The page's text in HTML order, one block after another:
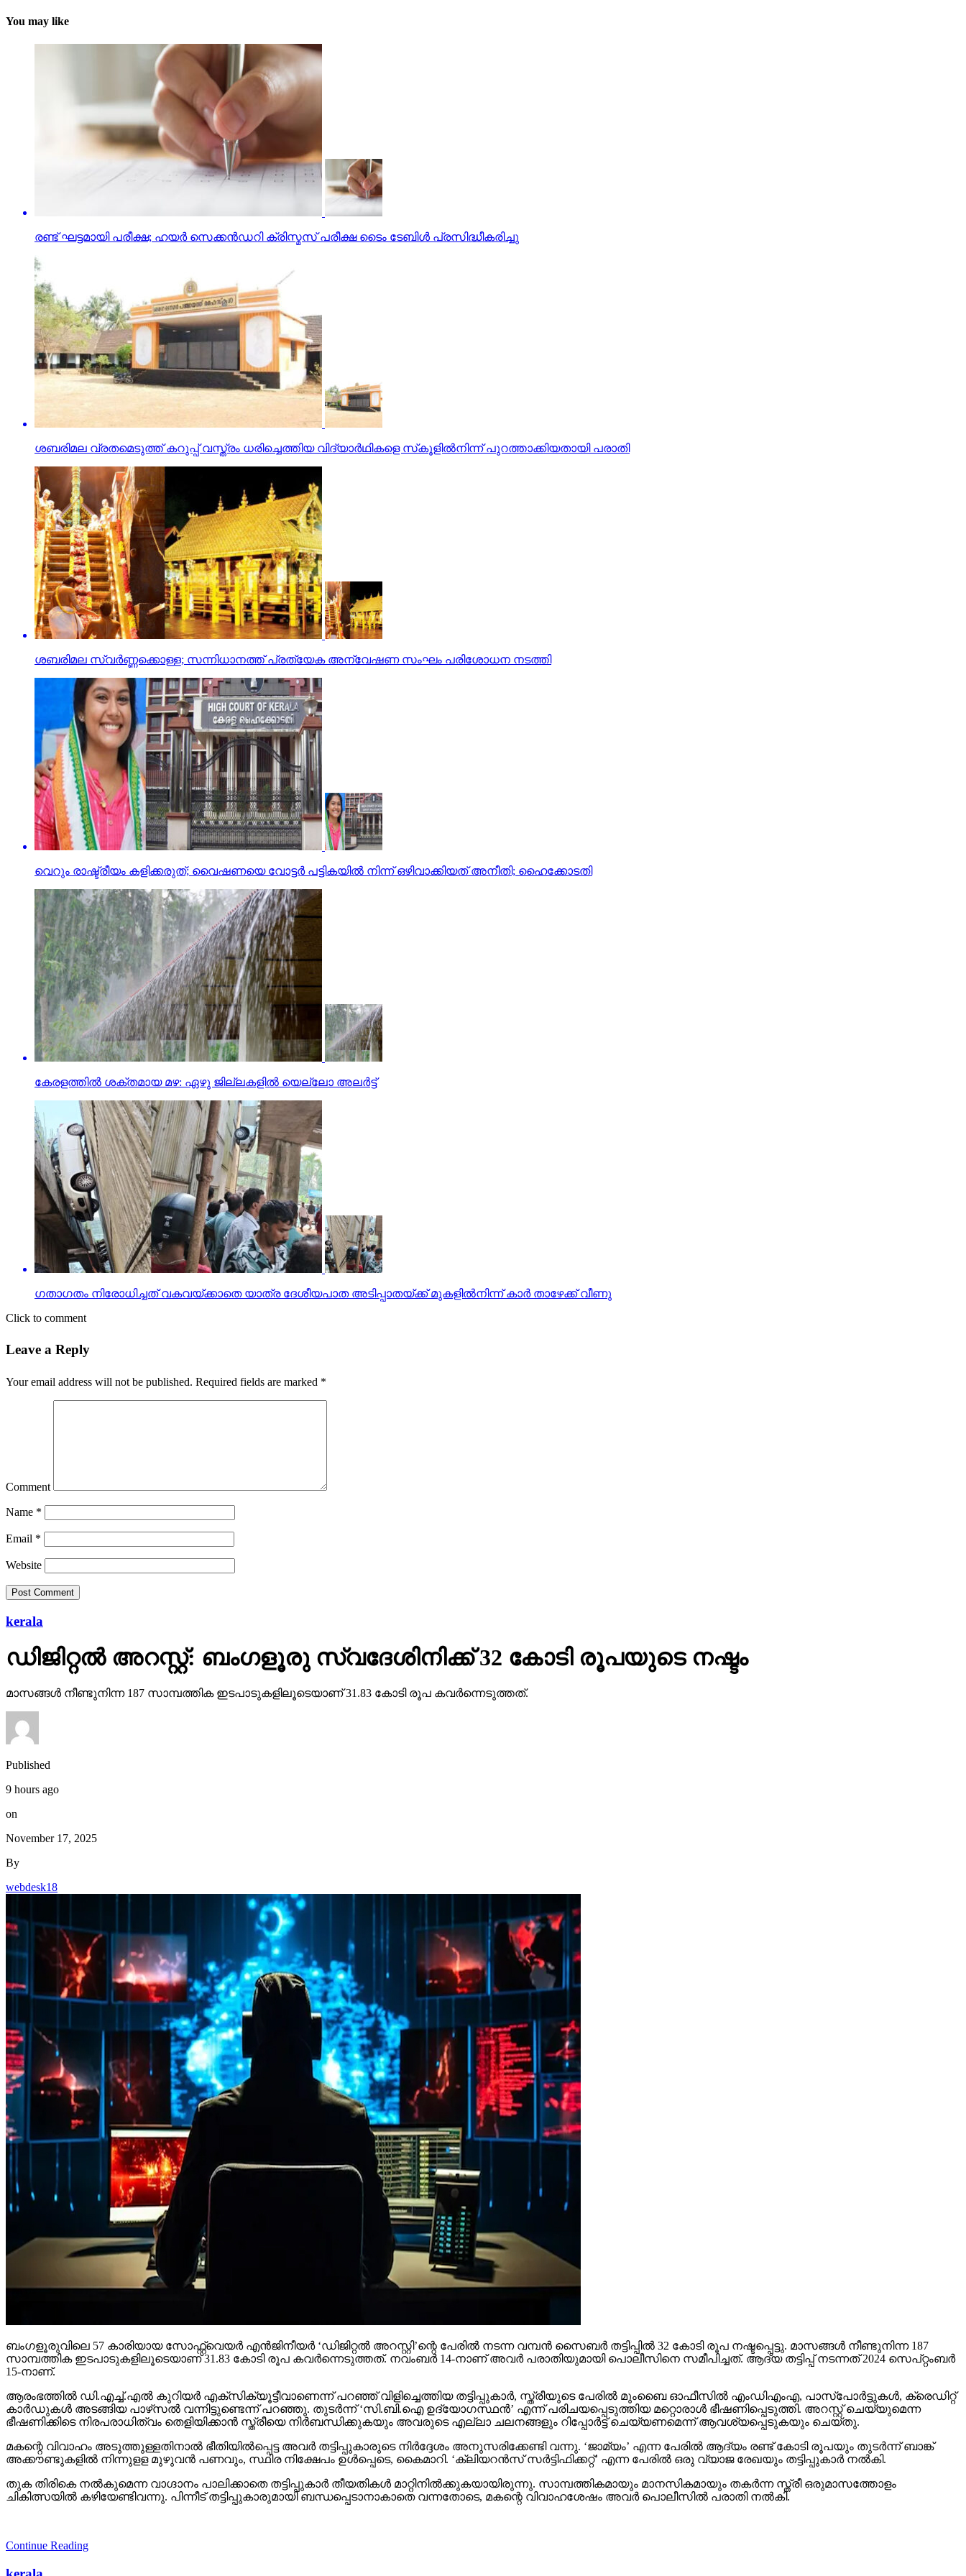
You may like
രണ്ട് ഘട്ടമായി പരീക്ഷ; ഹയര്‍ സെക്കന്‍ഡറി ക്രിസ്മസ് പരീക്ഷ ടൈം ടേബിള്‍ പ്രസിദ്ധീകരിച്ചു
ശബരിമല വ്രതമെടുത്ത് കറുപ്പ് വസ്ത്രം ധരിച്ചെത്തിയ വിദ്യാര്‍ഥികളെ സ്‌കൂളില്‍നിന്ന് പുറത്താക്കിയതായി പരാതി
ശബരിമല സ്വര്‍ണ്ണക്കൊള്ള; സന്നിധാനത്ത് പ്രത്യേക അന്വേഷണ സംഘം പരിശോധന നടത്തി
വെറും രാഷ്ട്രീയം കളിക്കരുത്; വൈഷണയെ വോട്ടര്‍ പട്ടികയില്‍ നിന്ന് ഒഴിവാക്കിയത് അനീതി; ഹൈക്കോടതി
കേരളത്തില്‍ ശക്തമായ മഴ: ഏഴു ജില്ലകളില്‍ യെല്ലോ അലര്‍ട്ട്
ഗതാഗതം നിരോധിച്ചത് വകവയ്ക്കാതെ യാത്ര ദേശീയപാത അടിപ്പാതയ്ക്ക് മുകളില്‍നിന്ന് കാര്‍ താഴേക്ക് വീണു
Click to comment
Leave a Reply
Your email address will not be published. Required fields are marked *
Comment
Name *
Email *
Website
kerala
ഡിജിറ്റല്‍ അറസ്റ്റ്: ബംഗളൂരു സ്വദേശിനിക്ക് 32 കോടി രൂപയുടെ നഷ്ടം
മാസങ്ങള്‍ നീണ്ടുനിന്ന 187 സാമ്പത്തിക ഇടപാടുകളിലൂടെയാണ് 31.83 കോടി രൂപ കവര്‍ന്നെടുത്തത്.
Published
9 hours ago
on
November 17, 2025
By
webdesk18
ബംഗളൂരുവിലെ 57 കാരിയായ സോഫ്റ്റ്വെയര്‍ എന്‍ജിനീയര്‍ ‘ഡിജിറ്റല്‍ അറസ്റ്റി’ന്റെ പേരില്‍ നടന്ന വമ്പന്‍ സൈബര്‍ തട്ടിപ്പില്‍ 32 കോടി രൂപ നഷ്ടപ്പെട്ടു. മാസങ്ങള്‍ നീണ്ടുനിന്ന 187
സാമ്പത്തിക ഇടപാടുകളിലൂടെയാണ് 31.83 കോടി രൂപ കവര്‍ന്നെടുത്തത്. നവംബര്‍ 14-നാണ് അവര്‍ പരാതിയുമായി പൊലീസിനെ സമീപിച്ചത്. ആദ്യ തട്ടിപ്പ് നടന്നത് 2024 സെപ്റ്റംബര്‍
15-നാണ്.
ആരംഭത്തില്‍ ഡി.എച്ച്.എല്‍ കുറിയര്‍ എക്‌സിക്യൂട്ടീവാണെന്ന് പറഞ്ഞ് വിളിച്ചെത്തിയ തട്ടിപ്പുകാര്‍, സ്ത്രീയുടെ പേരില്‍ മുംബൈ ഓഫീസില്‍ എംഡിഎംഎ, പാസ്പോര്‍ട്ടുകള്‍, ക്രെഡിറ്റ്
കാര്‍ഡുകള്‍ അടങ്ങിയ പാഴ്‌സല്‍ വന്നിട്ടുണ്ടെന്ന് പറഞ്ഞു. തുടര്‍ന്ന് ‘സി.ബി.ഐ ഉദ്യോഗസ്ഥന്‍’ എന്ന് പരിചയപ്പെടുത്തിയ മറ്റൊരാള്‍ ഭീഷണിപ്പെടുത്തി. അറസ്റ്റ് ചെയ്യുമെന്ന
ഭീഷണിക്കിടെ നിരപരാധിത്വം തെളിയിക്കാന്‍ സ്ത്രീയെ നിര്‍ബന്ധിക്കുകയും അവരുടെ എല്ലാ ചലനങ്ങളും റിപ്പോര്‍ട്ട് ചെയ്യണമെന്ന് ആവശ്യപ്പെടുകയും ചെയ്തു.
മകന്റെ വിവാഹം അടുത്തുള്ളതിനാല്‍ ഭീതിയില്‍പ്പെട്ട അവര്‍ തട്ടിപ്പുകാരുടെ നിര്‍ദ്ദേശം അനുസരിക്കേണ്ടി വന്നു. ‘ജാമ്യം’ എന്ന പേരില്‍ ആദ്യം രണ്ട് കോടി രൂപയും തുടര്‍ന്ന് ബാങ്ക്
അക്കൗണ്ടുകളില്‍ നിന്നുളള മുഴുവന്‍ പണവും, സ്ഥിര നിക്ഷേപം ഉള്‍പ്പെടെ, കൈമാറി. ‘ക്ലിയറന്‍സ് സര്‍ട്ടിഫിക്കറ്റ്’ എന്ന പേരില്‍ ഒരു വ്യാജ രേഖയും തട്ടിപ്പുകാര്‍ നല്‍കി.
തുക തിരികെ നല്‍കുമെന്ന വാഗ്ദാനം പാലിക്കാതെ തട്ടിപ്പുകാര്‍ തീയതികള്‍ മാറ്റിനില്‍ക്കുകയായിരുന്നു. സാമ്പത്തികമായും മാനസികമായും തകര്‍ന്ന സ്ത്രീ ഒരുമാസത്തോളം
ചികിത്സയില്‍ കഴിയേണ്ടിവന്നു. പിന്നീട് തട്ടിപ്പുകാരുമായി ബന്ധപ്പെടാനാകാതെ വന്നതോടെ, മകന്റെ വിവാഹശേഷം അവര്‍ പൊലീസില്‍ പരാതി നല്‍കി.
Continue Reading